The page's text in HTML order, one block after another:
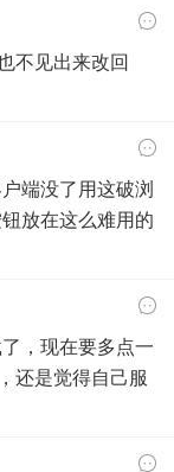
不见出来改回
端没了用这破浏
放在这么难用的
，现在要多点一
还是觉得自己服